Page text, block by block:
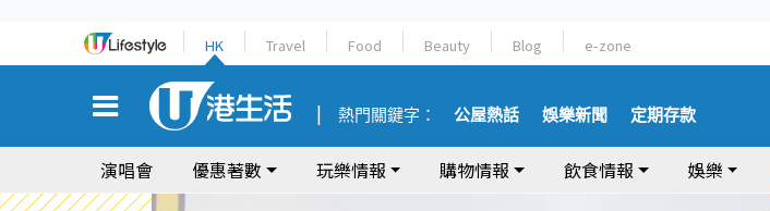
HK Travel Food Beauty Blog e-zone
熱門關鍵字： 公屋熱話 娛樂新聞 定期存款
演唱會 優惠著數 玩樂情報 購物情報 飲食情報 娛樂